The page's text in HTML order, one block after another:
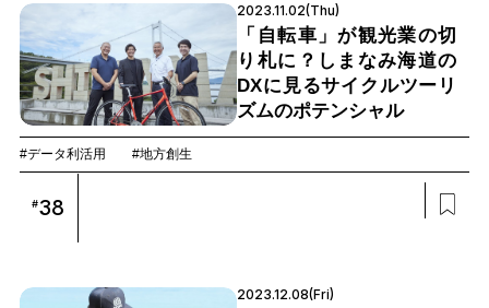
2023.11.02(Thu)
「自転車」が観光業の切
り札に？しまなみ海道の
DXに見るサイクルツーリ
ズムのポテンシャル
#データ利活用 #地方創生
#38
2023.12.08(Fri)